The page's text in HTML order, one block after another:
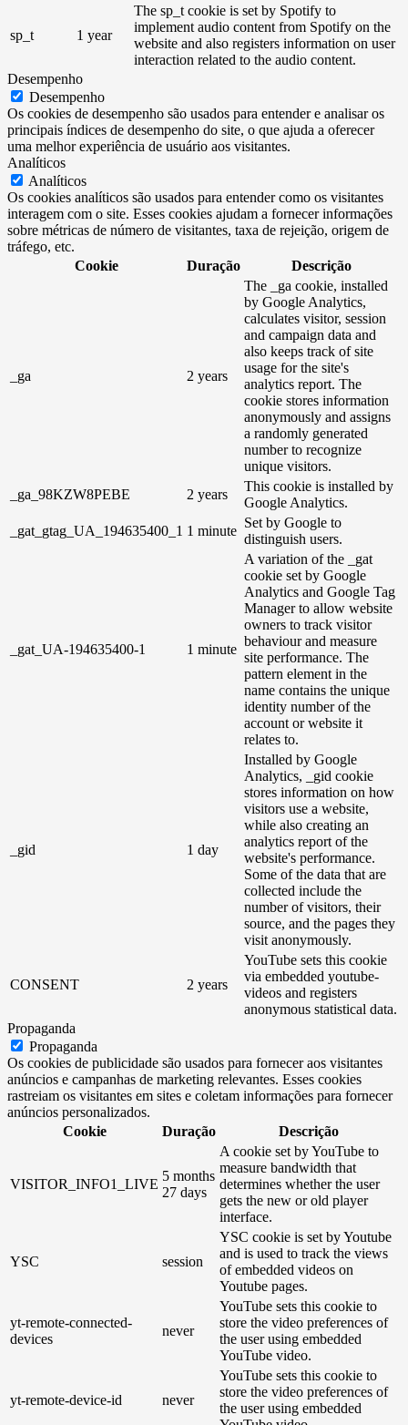
sp_t 1 year
The sp_t cookie is set by Spotify to
implement audio content from Spotify on the
website and also registers information on user
interaction related to the audio content.
Desempenho
Desempenho
Os cookies de desempenho são usados ​​para entender e analisar os
principais índices de desempenho do site, o que ajuda a oferecer
uma melhor experiência de usuário aos visitantes.
Analíticos
Analíticos
Os cookies analíticos são usados ​​para entender como os visitantes
interagem com o site. Esses cookies ajudam a fornecer informações
sobre métricas de número de visitantes, taxa de rejeição, origem de
tráfego, etc.
Cookie
Duração Descrição
_ga 2 years
The _ga cookie, installed
by Google Analytics,
calculates visitor, session
and campaign data and
also keeps track of site
usage for the site's
analytics report. The
cookie stores information
anonymously and assigns
a randomly generated
number to recognize
unique visitors.
_ga_98KZW8PEBE
2 years
This cookie is installed by
Google Analytics.
_gat_gtag_UA_194635400_1 1 minute
Set by Google to
distinguish users.
_gat_UA-194635400-1 1 minute
A variation of the _gat
cookie set by Google
Analytics and Google Tag
Manager to allow website
owners to track visitor
behaviour and measure
site performance. The
pattern element in the
name contains the unique
identity number of the
account or website it
relates to.
_gid 1 day
Installed by Google
Analytics, _gid cookie
stores information on how
visitors use a website,
while also creating an
analytics report of the
website's performance.
Some of the data that are
collected include the
number of visitors, their
source, and the pages they
visit anonymously.
CONSENT 2 years
YouTube sets this cookie
via embedded youtube-
videos and registers
anonymous statistical data.
Propaganda
Propaganda
Os cookies de publicidade são usados ​​para fornecer aos visitantes
anúncios e campanhas de marketing relevantes. Esses cookies
rastreiam os visitantes em sites e coletam informações para fornecer
anúncios personalizados.
Cookie
Duração Descrição
VISITOR_INFO1_LIVE
5 months
27 days
A cookie set by YouTube to
measure bandwidth that
determines whether the user
gets the new or old player
interface.
YSC session
YSC cookie is set by Youtube
and is used to track the views
of embedded videos on
Youtube pages.
yt-remote-connected-
devices
never
YouTube sets this cookie to
store the video preferences of
the user using embedded
YouTube video.
yt-remote-device-id never
YouTube sets this cookie to
store the video preferences of
the user using embedded